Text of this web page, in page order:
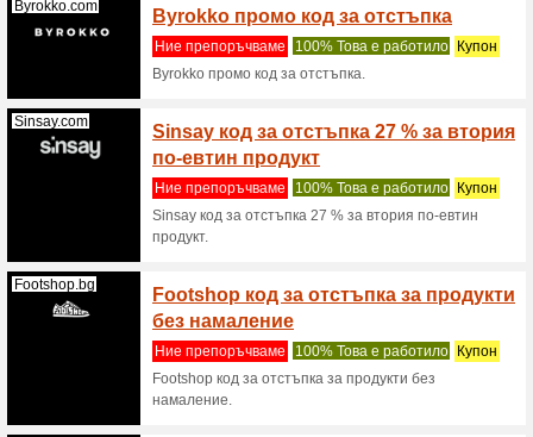
Ние
и
(Пo вече
Metalshop.bg